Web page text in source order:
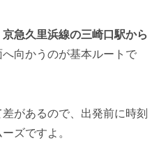
京急久里浜線の三崎口駅から
向かうのが基本ルートで
があるので、出発前に時刻
ズですよ。